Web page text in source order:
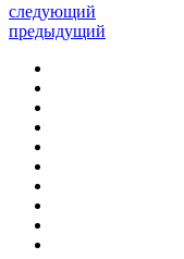
следующий
предыдущий